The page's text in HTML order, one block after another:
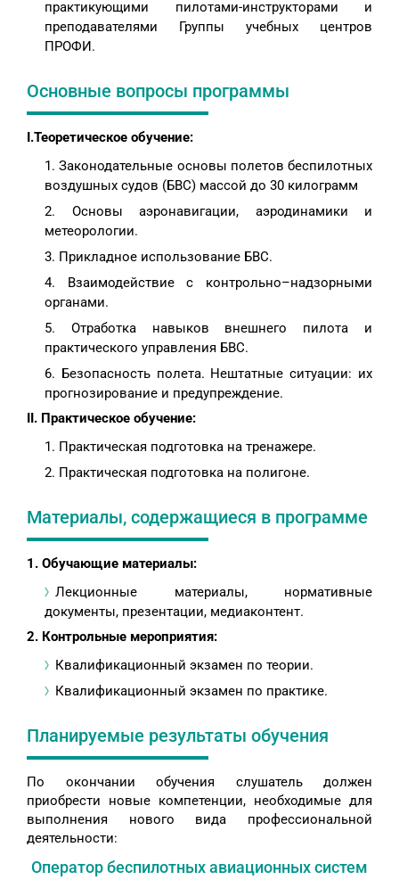
практикующими пилотами-инструкторами и
преподавателями Группы учебных центров
ПРОФИ.
Основные вопросы программы
I.Теоретическое обучение:
Законодательные основы полетов беспилотных
воздушных судов (БВС) массой до 30 килограмм
Основы аэронавигации, аэродинамики и
метеорологии.
Прикладное использование БВС.
Взаимодействие с контрольно–надзорными
органами.
Отработка навыков внешнего пилота и
практического управления БВС.
Безопасность полета. Нештатные ситуации: их
прогнозирование и предупреждение.
II. Практическое обучение:
Практическая подготовка на тренажере.
Практическая подготовка на полигоне.
Материалы, содержащиеся в программе
1. Обучающие материалы:
Лекционные материалы, нормативные
документы, презентации, медиаконтент.
2. Контрольные мероприятия:
Квалификационный экзамен по теории.
Квалификационный экзамен по практике.
Планируемые результаты обучения
По окончании обучения слушатель должен
приобрести новые компетенции, необходимые для
выполнения нового вида профессиональной
деятельности:
Оператор беспилотных авиационных систем